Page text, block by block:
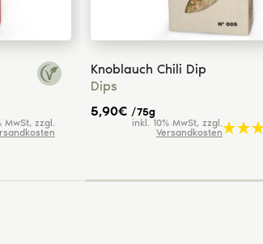
MwSt, zzgl.
Knoblauch Chili Dip
Dips
5,90€ /75g
inkl. 10% MwSt, zzgl.
Versandkosten